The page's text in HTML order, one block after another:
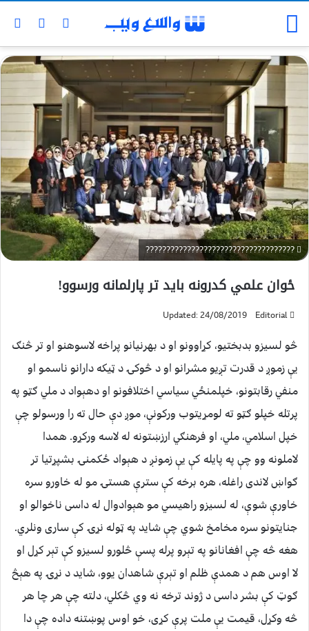
????????????????????????????????????
ځوان علمي کدرونه باید تر پارلمانه ورسوو!
Editorial
Updated: 24/08/2019
څو لسیزو بدبختیو، کړاوونو او د بهرنیانو پراخه لاسوهنو او تر څنګ
یې زموږ د قدرت تږیو مشرانو او د څوکۍ د ټیکه دارانو ناسمو او
منفي رقابتونو، خپلمنځي سیاسي اختلافونو او دهېواد د ملي ګټو په
پرتله خپلو ګټو ته لومړيتوب ورکونې، موږ دې حال ته را ورسولو چې
خپل اسلامي، ملي، او فرهنګي ارزښتونه له لاسه ورکړو. همدا
لاملونه وو چې په پایله کې یې زمونږ د هېواد ځکمنۍ بشپړتیا تر
ګواښ لاندی راغله، هره برخه کې سترې هستۍ مو له خاورو سره
خاورې شوې، له لسیزو راهیسي مو هېوادوال له داسی ناخوالو او
جنایتونو سره مخامخ شوي چې شاید په ټوله نړۍ کې ساری ونلري.
هغه څه چې افغانانو په تېرو پرله پسې څلورو لسیزو کې تېر کړل او
لا اوس هم د همدې ظلم او تېرې شاهدان یوو، شاید د نړۍ په هېڅ
ګوټ کې بشر داسی د ژوند ترخه نه وي څکلي، دلته چې هر چا هر
څه وکړل، قیمت یې ملت پرې کړی، خو اوس پوښتنه داده چې دا